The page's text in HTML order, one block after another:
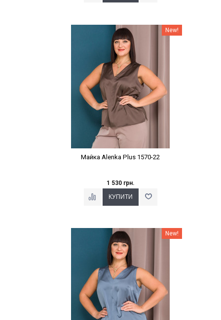
Наклейки Варіант з % New!
Майка Alenka Plus 1570-22
1 530 грн.
Наклейки Варіант з % New!